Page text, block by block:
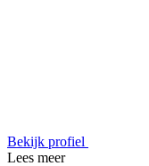
Bekijk profiel
Lees meer